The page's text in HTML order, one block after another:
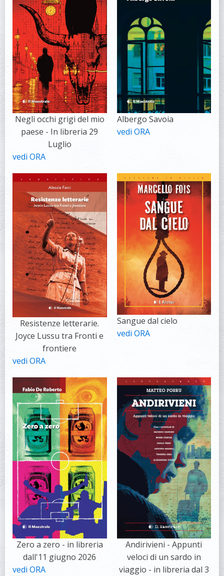
Negli occhi grigi del mio
paese - In libreria 29
Luglio
vedi ORA
Albergo Savoia
vedi ORA
Resistenze letterarie.
Joyce Lussu tra Fronti e
frontiere
vedi ORA
Sangue dal cielo
vedi ORA
Zero a zero - in libreria
dall'11 giugno 2026
vedi ORA
Andirivieni - Appunti
veloci di un sardo in
viaggio - in libreria dal 3